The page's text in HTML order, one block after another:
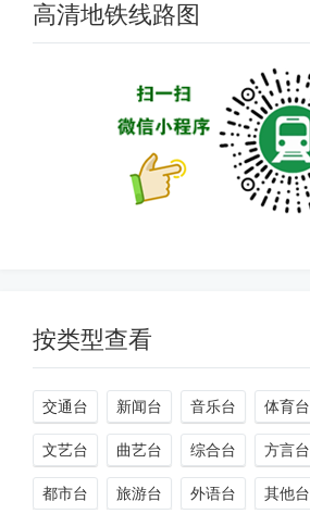
高清地铁线路图
按类型查看
交通台 新闻台 音乐台 体育台
文艺台 曲艺台 综合台 方言台
都市台 旅游台 外语台 其他台